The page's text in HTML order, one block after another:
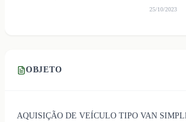
25/10/2023
OBJETO
AQUISIÇÃO DE VEÍCULO TIPO VAN